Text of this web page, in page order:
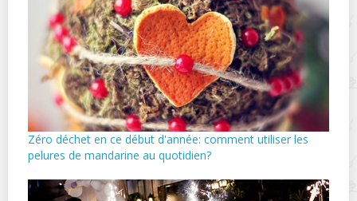
Zéro déchet en ce début d'année: comment utiliser les
pelures de mandarine au quotidien?